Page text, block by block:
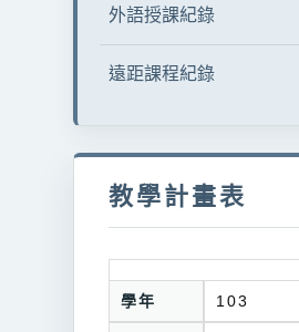
外語授課紀錄
遠距課程紀錄
教學計畫表
學年 103